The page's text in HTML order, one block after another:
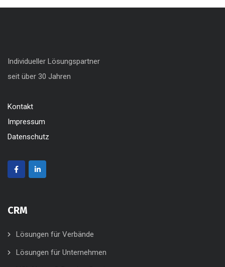
Individueller Lösungspartner
seit über 30 Jahren
Kontakt
Impressum
Datenschutz
CRM
Lösungen für Verbände
Lösungen für Unternehmen